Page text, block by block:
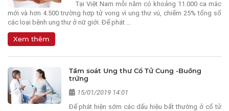
Tại Việt Nam mỗi năm có khoảng 11.000 ca mắc
mới và hơn 4.500 trường hợp tử vong vì ung thư vú, chiếm 25% tổng số
các loại bệnh ung thư ở nữ giới. Để phát …
Xem thêm
Tầm soát Ung thư Cổ Tử Cung -Buồng
trứng
15/01/2019 14:01
Để phát hiện sớm các dấu hiệu bất thường ở cổ tử